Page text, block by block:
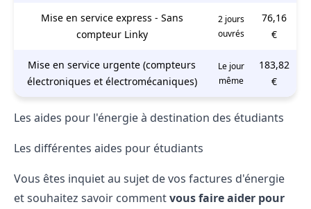
Mise en service express - Sans
compteur Linky
2 jours
ouvrés
76,16
€
Mise en service urgente (compteurs
électroniques et électromécaniques)
Le jour
même
183,82
€
Les aides pour l'énergie à destination des étudiants
Les différentes aides pour étudiants
Vous êtes inquiet au sujet de vos factures d'énergie
et souhaitez savoir commentvous faire aider pour